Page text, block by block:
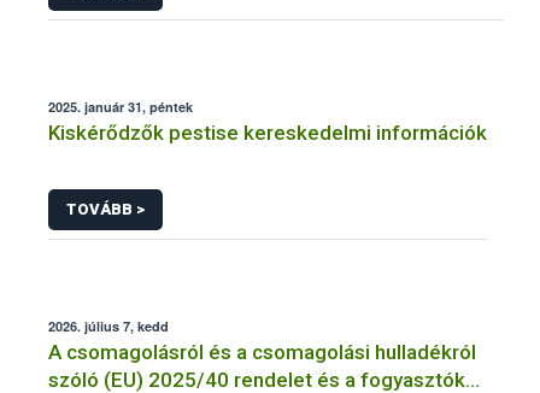
2025. január 31, péntek
Kiskérődzők pestise kereskedelmi információk
TOVÁBB >
2026. július 7, kedd
A csomagolásról és a csomagolási hulladékról
szóló (EU) 2025/40 rendelet és a fogyasztók